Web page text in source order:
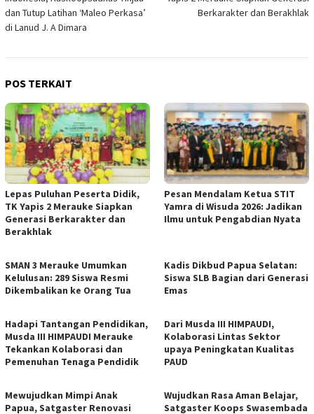
dan Tutup Latihan ‘Maleo Perkasa’
di Lanud J. A Dimara
Berkarakter dan Berakhlak
POS TERKAIT
Lepas Puluhan Peserta Didik,
TK Yapis 2 Merauke Siapkan
Generasi Berkarakter dan
Berakhlak
Pesan Mendalam Ketua STIT
Yamra di Wisuda 2026: Jadikan
Ilmu untuk Pengabdian Nyata
SMAN 3 Merauke Umumkan
Kelulusan: 289 Siswa Resmi
Dikembalikan ke Orang Tua
Kadis Dikbud Papua Selatan:
Siswa SLB Bagian dari Generasi
Emas
Hadapi Tantangan Pendidikan,
Musda III HIMPAUDI Merauke
Tekankan Kolaborasi dan
Pemenuhan Tenaga Pendidik
Dari Musda III HIMPAUDI,
Kolaborasi Lintas Sektor
upaya Peningkatan Kualitas
PAUD
Mewujudkan Mimpi Anak
Papua, Satgaster Renovasi
Wujudkan Rasa Aman Belajar,
Satgaster Koops Swasembada